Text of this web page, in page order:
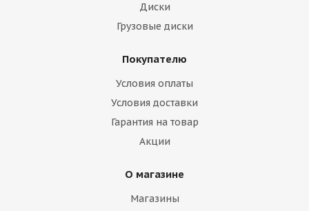
Диски
Грузовые диски
Покупателю
Условия оплаты
Условия доставки
Гарантия на товар
Акции
О магазине
Магазины